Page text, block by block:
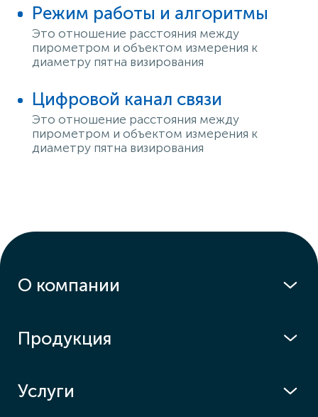
Режим работы и алгоритмы
Это отношение расстояния между
пирометром и объектом измерения к
диаметру пятна визирования
Цифровой канал связи
Это отношение расстояния между
пирометром и объектом измерения к
диаметру пятна визирования
О компании
Продукция
Услуги